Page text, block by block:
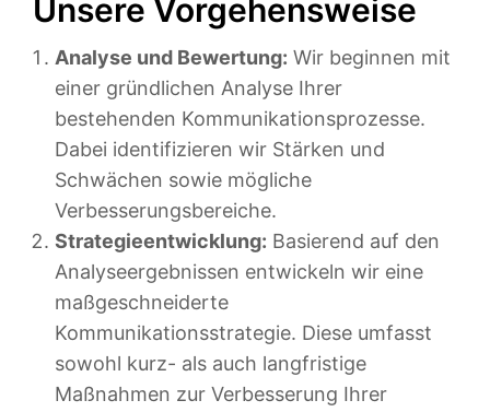
Unsere Vorgehensweise
Analyse und Bewertung: Wir beginnen mit
einer gründlichen Analyse Ihrer
bestehenden Kommunikationsprozesse.
Dabei identifizieren wir Stärken und
Schwächen sowie mögliche
Verbesserungsbereiche.
Strategieentwicklung: Basierend auf den
Analyseergebnissen entwickeln wir eine
maßgeschneiderte
Kommunikationsstrategie. Diese umfasst
sowohl kurz- als auch langfristige
Maßnahmen zur Verbesserung Ihrer